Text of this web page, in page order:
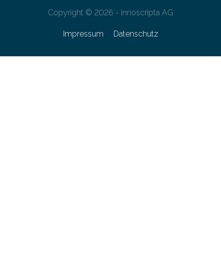
Copyright © 2026 - innoscripta AG
Impressum Datenschutz